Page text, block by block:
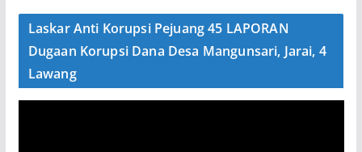
e
Laskar Anti Korupsi Pejuang 45 LAPORAN
Dugaan Korupsi Dana Desa Mangunsari, Jarai, 4
Lawang